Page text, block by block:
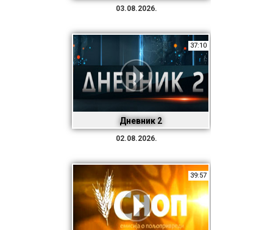
03.08.2026.
Дневник 2
37:10
02.08.2026.
39:57